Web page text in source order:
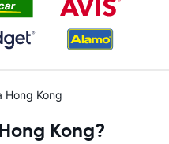
Hong Kong
Kong?